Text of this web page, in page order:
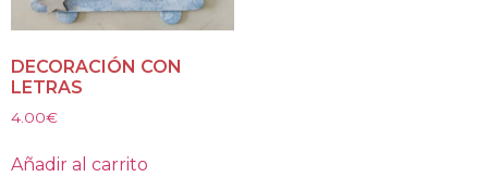
DECORACIÓN CON
LETRAS
4.00€
Añadir al carrito